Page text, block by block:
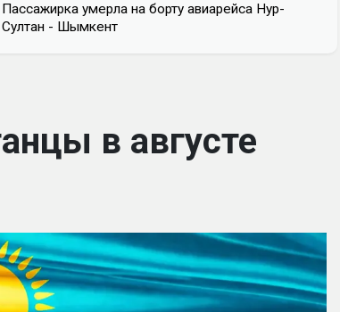
Пассажирка умерла на борту авиарейса Нур-
Султан - Шымкент
в августе